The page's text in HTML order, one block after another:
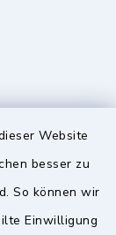
Website
besser zu
So können wir
Einwilligung